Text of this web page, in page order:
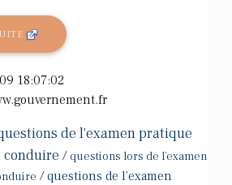
18:07:02
de l'examen pratique
conduire / questions lors de l'examen
/questions de l'examen